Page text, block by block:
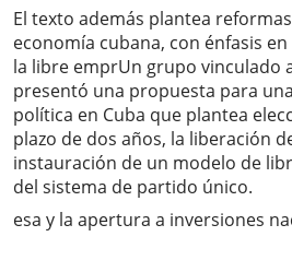
El texto además plantea
economía cubana, con énfasis
la libre emprUn grupo vinculado
presentó una propuesta para
política en Cuba que plantea
plazo de dos años, la liberación
instauración de un modelo de
del sistema de partido único.
esa y la apertura a inversiones